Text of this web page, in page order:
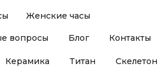
вопросы Блог Контакты
Женские часы
Керамика Титан Скелетон